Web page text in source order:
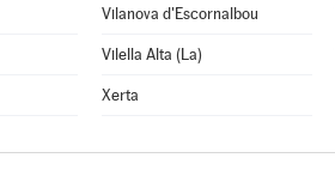
Vilanova d'Escornalbou
Vilella Alta (La)
Xerta